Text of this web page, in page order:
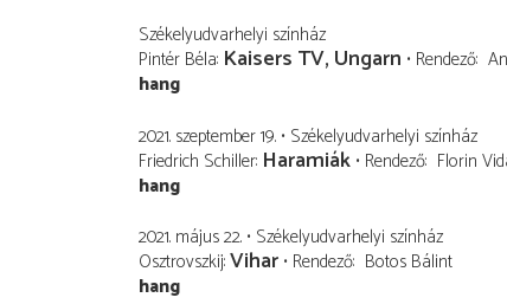
Székelyudvarhelyi színház
Pintér Béla Kaisers TV, Ungarn Rendező
hang
2021. szeptember 19. Székelyudvarhelyi színház
Friedrich Schiller Haramiák Rendező Florin
hang
2021. május 22. Székelyudvarhelyi színház
Osztrovszkij Vihar Rendező Botos Bálint
hang